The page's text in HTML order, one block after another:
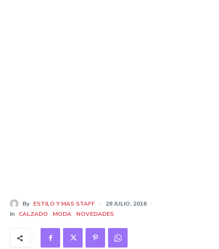
By ESTILO Y MAS STAFF
28 JULIO, 2016
In CALZADO MODA NOVEDADES